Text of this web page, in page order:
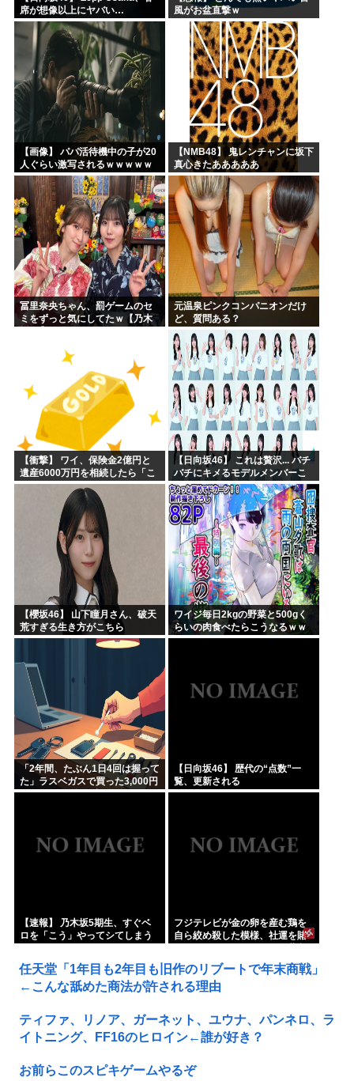
席が想像以上にヤバい…
風がお盆直撃ｗ
【画像】 パパ活待機中の子が20
人ぐらい激写されるｗｗｗｗｗ
ｗｗｗｗｗｗ
【NMB48】 鬼レンチャンに坂下
真心きたあああああ
冨里奈央ちゃん、罰ゲームのセ
ミをずっと気にしてたｗ【乃木
元温泉ピンクコンパニオンだけ
ど、質問ある？
【衝撃】 ワイ、保険金2億円と
遺産6000万円を相続したら「こ
う」なった・・・
【日向坂46】 これは贅沢... バチ
バチにキメるモデルメンバーこ
ちら
【櫻坂46】 山下瞳月さん、破天
荒すぎる生き方がこちら
ワイジ毎日2kgの野菜と500gく
らいの肉食べたらこうなるｗｗ
ｗ
「2年間、たぶん1日4回は握って
た」ラスベガスで買った3,000円
のキーホルダーを調べたら
【日向坂46】 歴代の“点数”一
覧、更新される
【速報】 乃木坂5期生、すぐベ
ロを「こう」やってシてしまう
フジテレビが金の卵を産む鶏を
自ら絞め殺した模様、社運を賭
りになってしまい……
任天堂「1年目も2年目も旧作のリブートで年末商戦」
←こんな舐めた商法が許される理由
ティファ、リノア、ガーネット、ユウナ、パンネロ、ラ
イトニング、FF16のヒロイン←誰が好き？
お前らこのスピキゲームやるぞ